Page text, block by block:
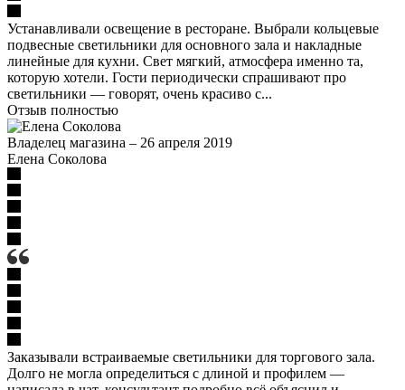
Устанавливали освещение в ресторане. Выбрали кольцевые
подвесные светильники для основного зала и накладные
линейные для кухни. Свет мягкий, атмосфера именно та,
которую хотели. Гости периодически спрашивают про
светильники — говорят, очень красиво с...
Отзыв полностью
Владелец магазина – 26 апреля 2019
Елена Соколова
Заказывали встраиваемые светильники для торгового зала.
Долго не могла определиться с длиной и профилем —